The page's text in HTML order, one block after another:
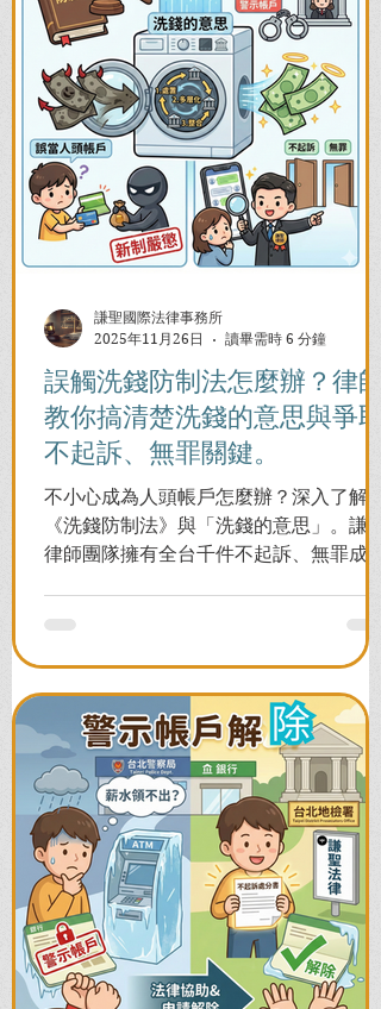
誤觸洗錢防制法怎麼辦？律師
教你搞清楚洗錢的意思與爭取
不起訴、無罪關鍵。
不小心成為人頭帳戶怎麼辦？深入了解
《洗錢防制法》與「洗錢的意思」。謙聖
律師團隊擁有全台千件不起訴、無罪成功
謙聖國際法律事務所
2025年11月26日
讀畢需時 6 分鐘